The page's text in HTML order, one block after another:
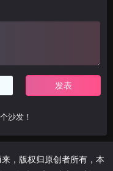
沙发！
，版权归原创者所有，本